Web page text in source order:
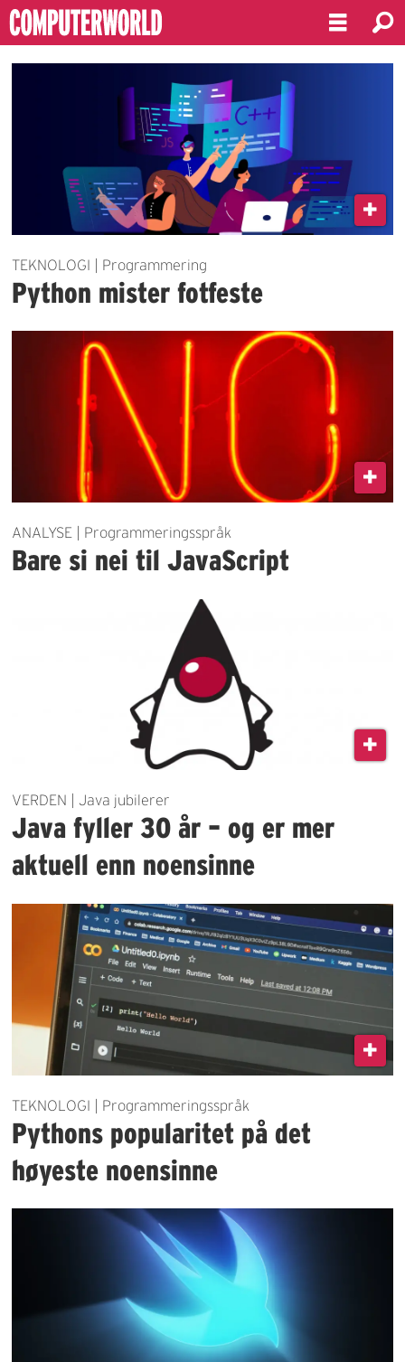
Emne:
programmeringsspråk
TEKNOLOGI | Programmering
Python mister fotfeste
ANALYSE | Programmeringsspråk
Bare si nei til JavaScript
VERDEN | Java jubilerer
Java fyller 30 år – og er mer
aktuell enn noensinne
TEKNOLOGI | Programmeringsspråk
Pythons popularitet på det
høyeste noensinne